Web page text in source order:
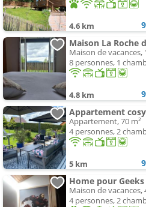
4.6 km
Maison La Roche
Maison de vacances,
8 personnes, 1
4.8 km
Appartement, 70 m²
4 personnes, 2
5 km
Home pour Geeks
Maison de vacances,
4 personnes, 2